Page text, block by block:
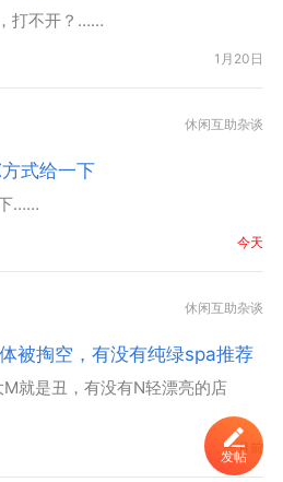
发帖
打不开？……
1月20日
休闲互助杂谈
式给一下
……
今天
休闲互助杂谈
被掏空，有没有纯绿spa推荐
就是丑，有没有N轻漂亮的店
一月前